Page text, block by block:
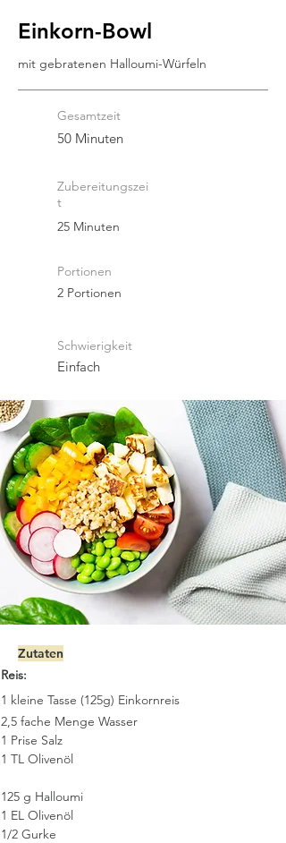
Einkorn-Bowl
mit gebratenen Halloumi-Würfeln
Gesamtzeit
50 Minuten
Zubereitungszei
t
25 Minuten
Portionen
2 Portionen
Schwierigkeit
Einfach
Zutaten
Reis:
1 kleine Tasse (125g) Einkornreis
2,5 fache Menge Wasser
1 Prise Salz
1 TL Olivenöl
125 g Halloumi
1 EL Olivenöl
1/2 Gurke